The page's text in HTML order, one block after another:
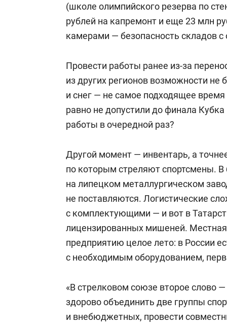
(школе олимпийского резерва по
рублей на капремонт и еще 23 млн
камерами — безопасность складов
Провести работы ранее из-за
из других регионов возможности не
и снег — не самое подходящее
равно не допустили до финала
работы в очередной раз?
Другой момент — инвентарь, а
по которым стреляют спортсмены.
на липецком металлургическом
не поставляются. Логистические
с комплектующими — и вот в
лицензированных мишеней.
предприятию целое лето: в России
с необходимым оборудованием,
«В стрелковом союзе второе слово
здорово объединить две группы
и внебюджетных, провести